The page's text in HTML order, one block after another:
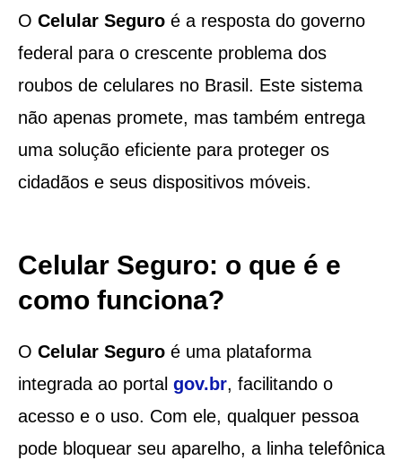
O Celular Seguroé a resposta do governo
federal para o crescente problema dos
roubos de celulares no Brasil. Este sistema
não apenas promete, mas também entrega
uma solução eficiente para proteger os
cidadãos e seus dispositivos móveis.
Celular Seguro: o que é e
como funciona?
O Celular Seguroé uma plataforma
integrada ao portal gov.br, facilitando o
acesso e o uso. Com ele, qualquer pessoa
pode bloquear seu aparelho, a linha telefônica